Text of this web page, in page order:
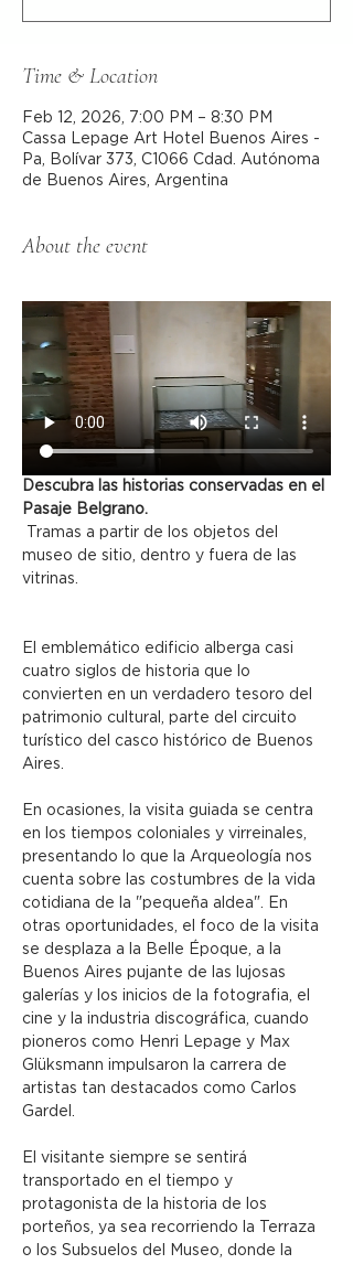
Time & Location
Feb 12, 2026, 7:00 PM – 8:30 PM
Cassa Lepage Art Hotel Buenos Aires -
Pa, Bolívar 373, C1066 Cdad. Autónoma
de Buenos Aires, Argentina
About the event
Descubra las historias conservadas en el
Pasaje Belgrano.
museo de sitio, dentro y fuera de las
vitrinas.
El emblemático edificio alberga casi
cuatro siglos de historia que lo
convierten en un verdadero tesoro del
patrimonio cultural, parte del circuito
turístico del casco histórico de Buenos
Aires.
En ocasiones, la visita guiada se centra
en los tiempos coloniales y virreinales,
presentando lo que la Arqueología nos
cuenta sobre las costumbres de la vida
cotidiana de la "pequeña aldea". En
otras oportunidades, el foco de la visita
se desplaza a la Belle Époque, a la
Buenos Aires pujante de las lujosas
galerías y los inicios de la fotografia, el
cine y la industria discográfica, cuando
pioneros como Henri Lepage y Max
Glüksmann impulsaron la carrera de
artistas tan destacados como Carlos
Gardel.
El visitante siempre se sentirá
transportado en el tiempo y
protagonista de la historia de los
porteños, ya sea recorriendo la Terraza
o los Subsuelos del Museo, donde la